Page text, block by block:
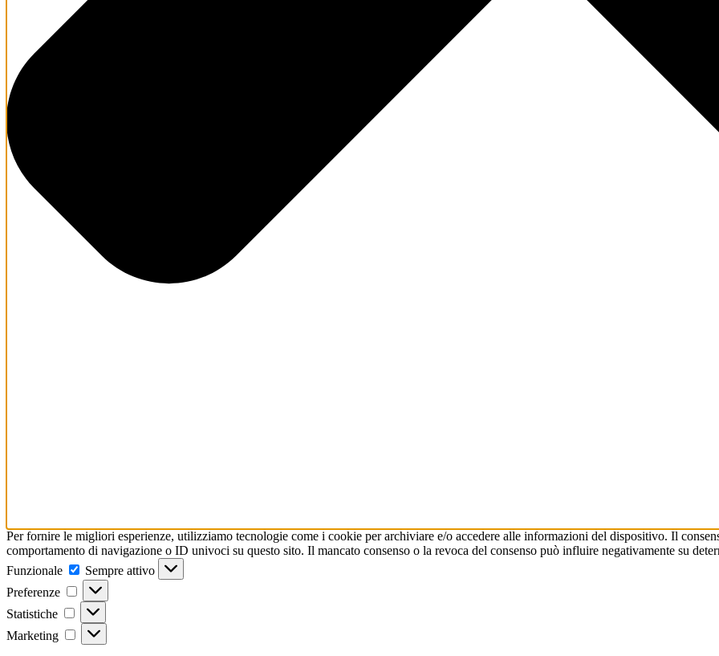
Per fornire le migliori esperienze, utilizziamo tecnologie come i cookie per archiviare e/o accedere alle informazioni del dispositivo. Il
comportamento di navigazione o ID univoci su questo sito. Il mancato consenso o la revoca del consenso può influire negativamente su
Funzionale
Sempre attivo
Preferenze
Statistiche
Marketing